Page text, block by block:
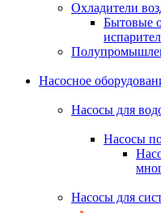
Охладители
Бытовые
Насосное
Насосы для
Насосы
Насосы для